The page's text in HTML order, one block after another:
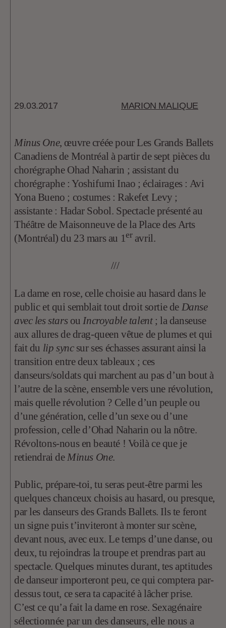
29.03.2017 MARION MALIQUE
Minus One, œuvre créée pour Les Grands Ballets
Canadiens de Montréal à partir de sept pièces du
chorégraphe Ohad Naharin ; assistant du
chorégraphe : Yoshifumi Inao ; éclairages : Avi
Yona Bueno ; costumes : Rakefet Levy ;
assistante : Hadar Sobol. Spectacle présenté au
Théâtre de Maisonneuve de la Place des Arts
(Montréal) du 23 mars au 1eravril.
///
La dame en rose, celle choisie au hasard dans le
public et qui semblait tout droit sortie de Danse
avec les starsou Incroyable talent ; la danseuse
aux allures de drag-queen vêtue de plumes et qui
fait du lip syncsur ses échasses assurant ainsi la
transition entre deux tableaux ; ces
danseurs/soldats qui marchent au pas d’un bout à
l’autre de la scène, ensemble vers une révolution,
mais quelle révolution ? Celle d’un peuple ou
d’une génération, celle d’un sexe ou d’une
profession, celle d’Ohad Naharin ou la nôtre.
Révoltons-nous en beauté ! Voilà ce que je
retiendrai de Minus One.
Public, prépare-toi, tu seras peut-être parmi les
quelques chanceux choisis au hasard, ou presque,
par les danseurs des Grands Ballets. Ils te feront
un signe puis t’inviteront à monter sur scène,
devant nous, avec eux. Le temps d’une danse, ou
deux, tu rejoindras la troupe et prendras part au
spectacle. Quelques minutes durant, tes aptitudes
de danseur importeront peu, ce qui comptera par-
dessus tout, ce sera ta capacité à lâcher prise.
C’est ce qu’a fait la dame en rose. Sexagénaire
sélectionnée par un des danseurs, elle nous a